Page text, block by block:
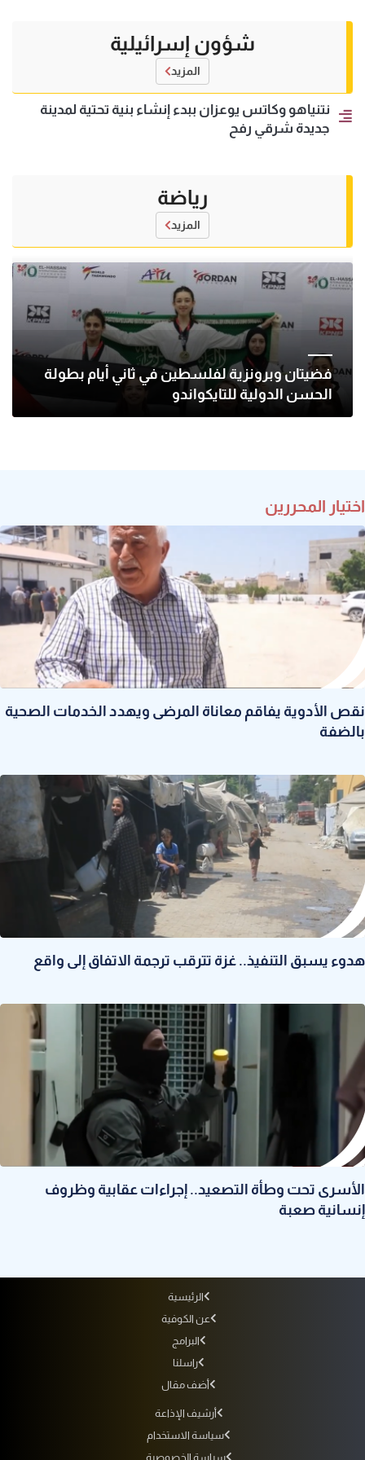
شؤون إسرائيلية
المزيد
نتنياهو وكاتس يوعزان ببدء إنشاء بنية تحتية لمدينة
جديدة شرقي رفح
رياضة
المزيد
فضيتان وبرونزية لفلسطين في ثاني أيام بطولة
الحسن الدولية للتايكواندو
اختيار المحررين
نقص الأدوية يفاقم معاناة المرضى ويهدد الخدمات الصحية
بالضفة
هدوء يسبق التنفيذ.. غزة تترقب ترجمة الاتفاق إلى واقع
الأسرى تحت وطأة التصعيد.. إجراءات عقابية وظروف
إنسانية صعبة
الرئيسية
عن الكوفية
البرامج
راسلنا
أضف مقال
أرشيف الإذاعة
سياسة الاستخدام
سياسة الخصوصية